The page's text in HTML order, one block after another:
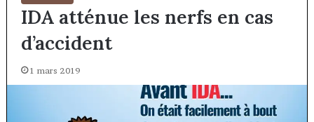
IDA atténue les nerfs en cas
d’accident
1 mars 2019